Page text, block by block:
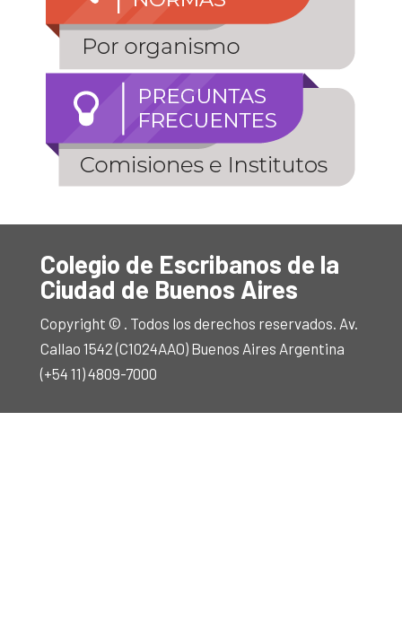
Colegio de Escribanos de la
Ciudad de Buenos Aires
Copyright © . Todos los derechos reservados. Av.
Callao 1542 (C1024AAO) Buenos Aires Argentina
(+54 11) 4809-7000